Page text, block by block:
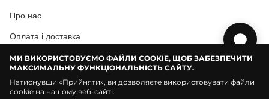
МИ ВИКОРИСТОВУЄМО ФАЙЛИ COOKIE, ЩОБ ЗАБЕЗПЕЧИТИ
МАКСИМАЛЬНУ ФУНКЦІОНАЛЬНІСТЬ САЙТУ.
Натиснувши «Прийняти», ви дозволяєте використовувати файли
cookie на нашому веб-сайті.
Про нас
Оплата і доставка
Користувацька згода
© Pobedov | 2018 — 2026